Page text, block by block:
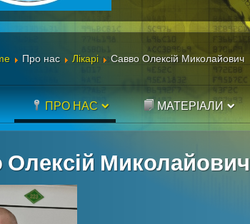
Про нас Лікарі Савво Олексій Миколайович
ПРО НАС МАТЕРІАЛИ
Олексій Миколайович